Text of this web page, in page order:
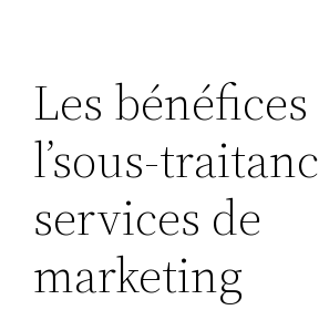
Les
l’sous-
services de
marketing